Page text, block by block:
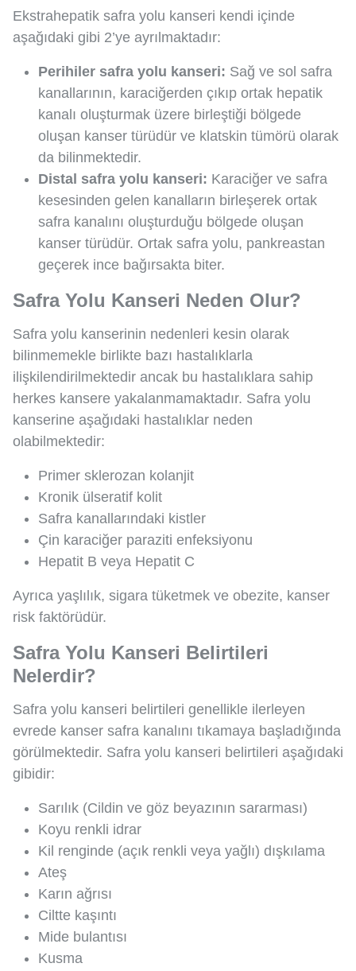
Ekstrahepatik safra yolu kanseri kendi içinde
aşağıdaki gibi 2’ye ayrılmaktadır:
Perihiler safra yolu kanseri: Sağ ve sol safra
kanallarının, karaciğerden çıkıp ortak hepatik
kanalı oluşturmak üzere birleştiği bölgede
oluşan kanser türüdür ve klatskin tümörü olarak
da bilinmektedir.
Distal safra yolu kanseri: Karaciğer ve safra
kesesinden gelen kanalların birleşerek ortak
safra kanalını oluşturduğu bölgede oluşan
kanser türüdür. Ortak safra yolu, pankreastan
geçerek ince bağırsakta biter.
Safra Yolu Kanseri Neden Olur?
Safra yolu kanserinin nedenleri kesin olarak
bilinmemekle birlikte bazı hastalıklarla
ilişkilendirilmektedir ancak bu hastalıklara sahip
herkes kansere yakalanmamaktadır. Safra yolu
kanserine aşağıdaki hastalıklar neden
olabilmektedir:
Primer sklerozan kolanjit
Kronik ülseratif kolit
Safra kanallarındaki kistler
Çin karaciğer paraziti enfeksiyonu
Hepatit B veya Hepatit C
Ayrıca yaşlılık, sigara tüketmek ve obezite, kanser
risk faktörüdür.
Safra Yolu Kanseri Belirtileri
Nelerdir?
Safra yolu kanseri belirtileri genellikle ilerleyen
evrede kanser safra kanalını tıkamaya başladığında
görülmektedir. Safra yolu kanseri belirtileri aşağıdaki
gibidir:
Sarılık (Cildin ve göz beyazının sararması)
Koyu renkli idrar
Kil renginde (açık renkli veya yağlı) dışkılama
Ateş
Karın ağrısı
Ciltte kaşıntı
Mide bulantısı
Kusma